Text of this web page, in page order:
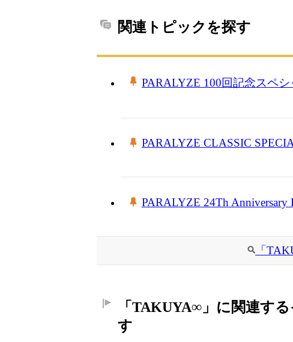
関連トピックを探す
PARALYZE 100回記念スペ
PARALYZE CLASSIC
PARALYZE 24Th
「
「TAKUYA∞」に関連す
す